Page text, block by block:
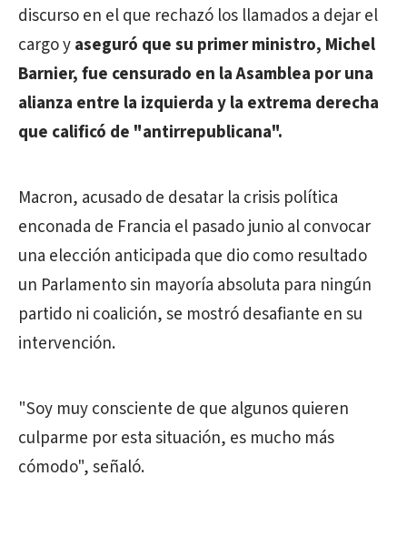
discurso en el que rechazó los llamados a dejar el
cargo yaseguró que su primer ministro, Michel
Barnier, fue censurado en la Asamblea por una
alianza entre la izquierda y la extrema derecha
que calificó de "antirrepublicana".
Macron, acusado de desatar la crisis política
enconada de Francia el pasado junio al convocar
una elección anticipada que dio como resultado
un Parlamento sin mayoría absoluta para ningún
partido ni coalición, se mostró desafiante en su
intervención.
"Soy muy consciente de que algunos quieren
culparme por esta situación, es mucho más
cómodo", señaló.